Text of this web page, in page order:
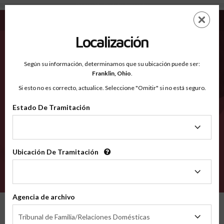
Fluvanna VA - Condados Reconocidos
EN
Condados Reconocidos
2600
Localización
Según su información, determinamos que su ubicación puede ser:
Franklin, Ohio.
Si esto no es correcto, actualice. Seleccione "Omitir" si no está seguro.
Estado De Tramitación
Tramitación
Ubicación De Tramitación
Tramitación
Agencia de archivo
Tribunal de Familia/Relaciones Domésticas
de